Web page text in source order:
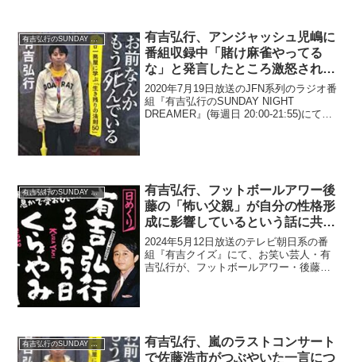
有吉弘行のSUNDAY NIGHT DREAMER
有吉弘行、アンジャッシュ児嶋に
番組収録中「賭け麻雀やってる
な」と発言したところ激怒された
と明かす「めっちゃ怒ったよ」
2020年7月19日放送のJFN系列のラジオ番
組『有吉弘行のSUNDAY NIGHT
DREAMER』(毎週日 20:00-21:55)にて、
有吉弘行のSUNDAY NIGHT DREAMER
有吉弘行、フットボールアワー後
藤の「怖い父親」が自分の性格形
成に影響しているという話に共感
「親父の顔色を窺って…」
2024年5月12日放送のテレビ朝日系の番
組『有吉クイズ』にて、お笑い芸人・有
吉弘行が、フットボールアワー・後藤輝
有吉弘行のSUNDAY NIGHT DREAMER
有吉弘行、嵐のラストコンサート
で佐藤浩市がつぶやいた一言につ